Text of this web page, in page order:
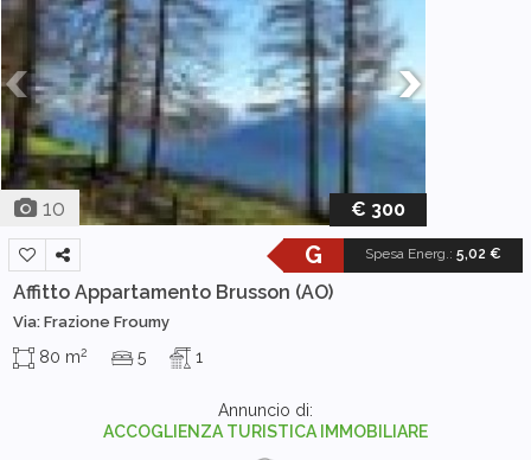
10 € 300
Spesa Energ.: 5,02 €
G
Affitto Appartamento Brusson (AO)
Via: Frazione Froumy
80 m2 5 1
Annuncio di:
ACCOGLIENZA TURISTICA IMMOBILIARE